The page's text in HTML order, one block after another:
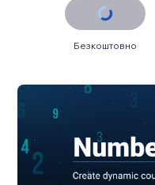
Безкоштовно